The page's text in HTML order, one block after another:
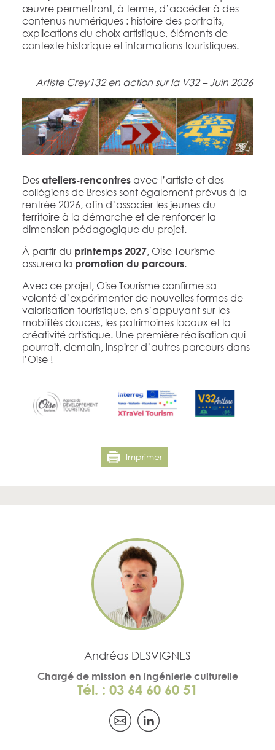
œuvre permettront, à terme, d’accéder à des
contenus numériques : histoire des portraits,
explications du choix artistique, éléments de
contexte historique et informations touristiques.
Artiste Crey132 en action sur la V32 – Juin 2026
Des ateliers-rencontresavec l’artiste et des
collégiens de Bresles sont également prévus à la
rentrée 2026, afin d’associer les jeunes du
territoire à la démarche et de renforcer la
dimension pédagogique du projet.
À partir du printemps 2027, Oise Tourisme
assurera la promotion du parcours.
Avec ce projet, Oise Tourisme confirme sa
volonté d’expérimenter de nouvelles formes de
valorisation touristique, en s’appuyant sur les
mobilités douces, les patrimoines locaux et la
créativité artistique. Une première réalisation qui
pourrait, demain, inspirer d’autres parcours dans
l’Oise !
Imprimer
Andréas DESVIGNES
Chargé de mission en ingénierie culturelle
Tél. : 03 64 60 60 51